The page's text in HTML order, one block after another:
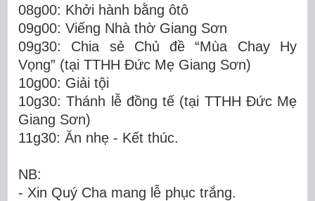
08g00: Khởi hành bằng ôtô
09g00: Viếng Nhà thờ Giang Sơn
09g30: Chia sẻ Chủ đề “Mùa Chay Hy
Vọng” (tại TTHH Đức Mẹ Giang Sơn)
10g00: Giải tội
10g30: Thánh lễ đồng tế (tại TTHH Đức Mẹ
Giang Sơn)
11g30: Ăn nhẹ - Kết thúc.
NB:
- Xin Quý Cha mang lễ phục trắng.